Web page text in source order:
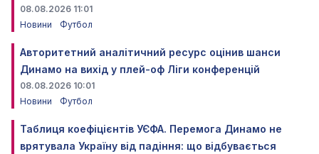
08.08.2026 11:01
Новини
Футбол
Авторитетний аналітичний ресурс оцінив шанси
Динамо на вихід у плей-оф Ліги конференцій
08.08.2026 10:01
Новини
Футбол
Таблиця коефіцієнтів УЄФА. Перемога Динамо не
врятувала Україну від падіння: що відбувається